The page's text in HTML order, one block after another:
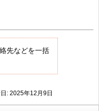
先などを一括
: 2025年12月9日